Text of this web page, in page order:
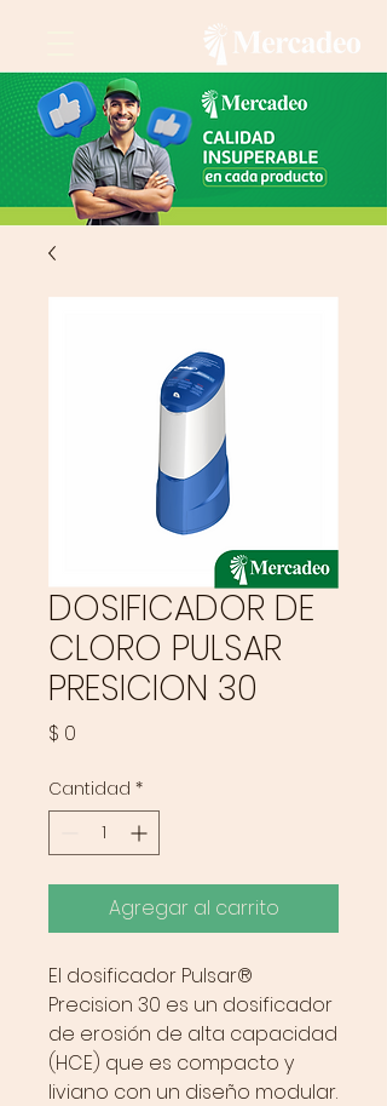
DOSIFICADOR DE
CLORO PULSAR
PRESICION 30
$ 0
Cantidad *
Agregar al carrito
El dosificador Pulsar®
Precision 30 es un dosificador
de erosión de alta capacidad
(HCE) que es compacto y
liviano con un diseño modular.